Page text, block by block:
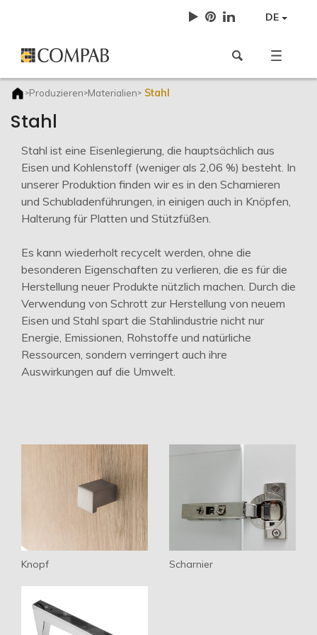
DE
>Produzieren>Materialien> Stahl
Stahl
Stahl ist eine Eisenlegierung, die hauptsächlich aus
Eisen und Kohlenstoff (weniger als 2,06 %) besteht. In
unserer Produktion finden wir es in den Scharnieren
und Schubladenführungen, in einigen auch in Knöpfen,
Halterung für Platten und Stützfüßen.
Es kann wiederholt recycelt werden, ohne die
besonderen Eigenschaften zu verlieren, die es für die
Herstellung neuer Produkte nützlich machen. Durch die
Verwendung von Schrott zur Herstellung von neuem
Eisen und Stahl spart die Stahlindustrie nicht nur
Energie, Emissionen, Rohstoffe und natürliche
Ressourcen, sondern verringert auch ihre
Auswirkungen auf die Umwelt.
Knopf Scharnier